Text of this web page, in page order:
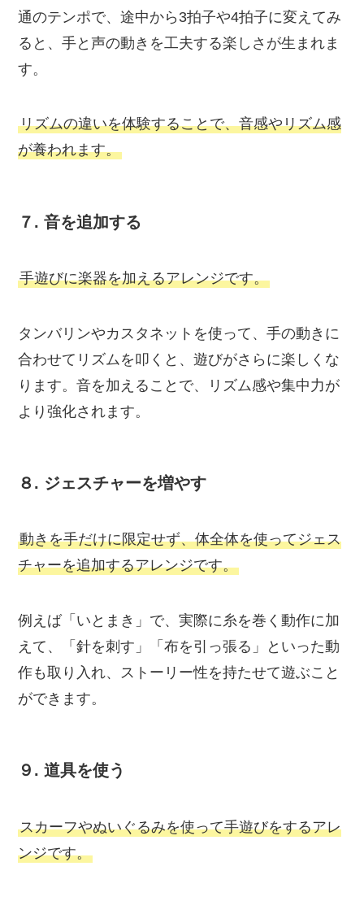
通のテンポで、途中から3拍子や4拍子に変えてみ
ると、手と声の動きを工夫する楽しさが生まれま
す。
リズムの違いを体験することで、音感やリズム感
が養われます。
７.音を追加する
手遊びに楽器を加えるアレンジです。
タンバリンやカスタネットを使って、手の動きに
合わせてリズムを叩くと、遊びがさらに楽しくな
ります。音を加えることで、リズム感や集中力が
より強化されます。
８. ジェスチャーを増やす
動きを手だけに限定せず、体全体を使ってジェス
チャーを追加するアレンジです。
例えば「いとまき」で、実際に糸を巻く動作に加
えて、「針を刺す」「布を引っ張る」といった動
作も取り入れ、ストーリー性を持たせて遊ぶこと
ができます。
９.道具を使う
スカーフやぬいぐるみを使って手遊びをするアレ
ンジです。